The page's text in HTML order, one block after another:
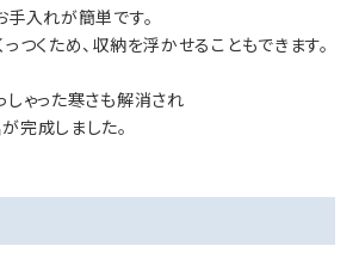
手入れが簡単です。
つくため、収納を浮かせることもできます。
しゃった寒さも解消され
完成しました。